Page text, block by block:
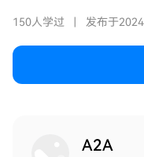
150人学过 发布于
A2A